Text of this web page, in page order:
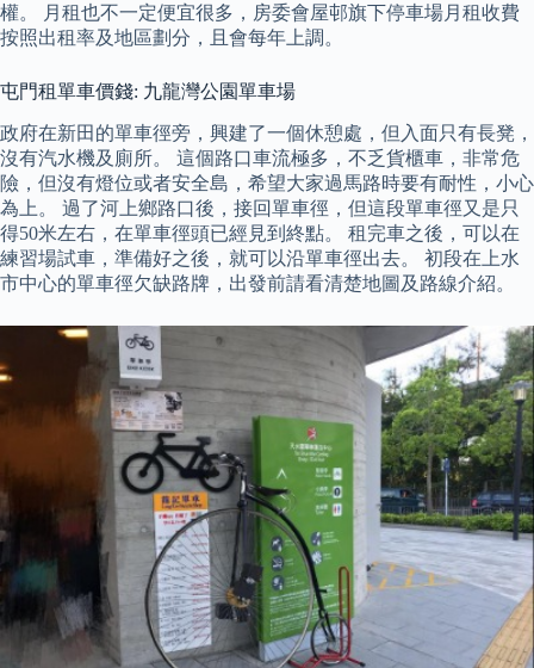
權。 月租也不一定便宜很多，房委會屋邨旗下停車場月租收費
按照出租率及地區劃分，且會每年上調。
屯門租單車價錢: 九龍灣公園單車場
政府在新田的單車徑旁，興建了一個休憩處，但入面只有長凳，
沒有汽水機及廁所。 這個路口車流極多，不乏貨櫃車，非常危
險，但沒有燈位或者安全島，希望大家過馬路時要有耐性，小心
為上。 過了河上鄉路口後，接回單車徑，但這段單車徑又是只
得50米左右，在單車徑頭已經見到終點。 租完車之後，可以在
練習場試車，準備好之後，就可以沿單車徑出去。 初段在上水
市中心的單車徑欠缺路牌，出發前請看清楚地圖及路線介紹。